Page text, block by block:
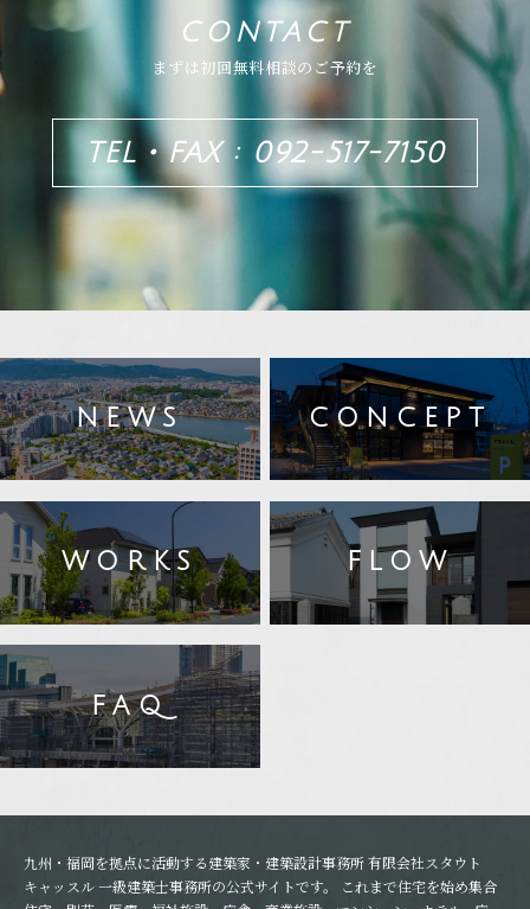
CONTACT
まずは初回無料相談のご予約を
TEL・FAX : 092-517-7150
NEWS CONCEPT
WORKS FLOW
FAQ
九州・福岡を拠点に活動する建築家・建築設計事務所 有限会社スタウト
キャッスル 一級建築士事務所の公式サイトです。 これまで住宅を始め集合